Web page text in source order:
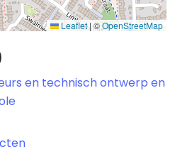
Leaflet |©OpenStreetMap
en technisch ontwerp en